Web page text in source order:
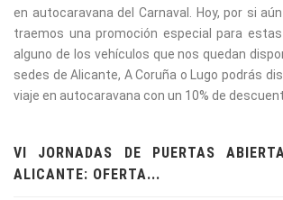
en autocaravana del Carnaval. Hoy, por si
traemos una promoción especial para estas
alguno de los vehículos que nos quedan
sedes de Alicante, A Coruña o Lugo podrás
viaje en autocaravana con un 10% de
VI JORNADAS DE PUERTAS
ALICANTE: OFERTA...